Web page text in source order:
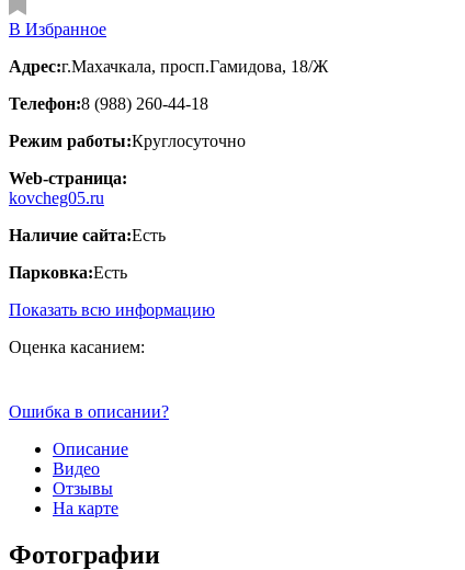
В Избранное
Адрес:г.Махачкала, ​просп.Гамидова, 18/Ж
Телефон:8 (988) 260-44-18
Режим работы:Круглосуточно
Web-страница:
kovcheg05.ru
Наличие сайта:Есть
Парковка:Есть
Показать всю информацию
Оценка касанием:
Ошибка в описании?
Описание
Видео
Отзывы
На карте
Фотографии